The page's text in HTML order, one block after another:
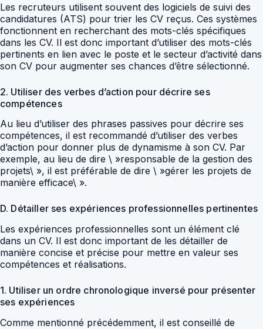
Les recruteurs utilisent souvent des logiciels de suivi des
candidatures (ATS) pour trier les CV reçus. Ces systèmes
fonctionnent en recherchant des mots-clés spécifiques
dans les CV. Il est donc important d’utiliser des mots-clés
pertinents en lien avec le poste et le secteur d’activité dans
son CV pour augmenter ses chances d’être sélectionné.
2. Utiliser des verbes d’action pour décrire ses
compétences
Au lieu d’utiliser des phrases passives pour décrire ses
compétences, il est recommandé d’utiliser des verbes
d’action pour donner plus de dynamisme à son CV. Par
exemple, au lieu de dire \ »responsable de la gestion des
projets\ », il est préférable de dire \ »gérer les projets de
manière efficace\ ».
D. Détailler ses expériences professionnelles pertinentes
Les expériences professionnelles sont un élément clé
dans un CV. Il est donc important de les détailler de
manière concise et précise pour mettre en valeur ses
compétences et réalisations.
1. Utiliser un ordre chronologique inversé pour présenter
ses expériences
Comme mentionné précédemment, il est conseillé de